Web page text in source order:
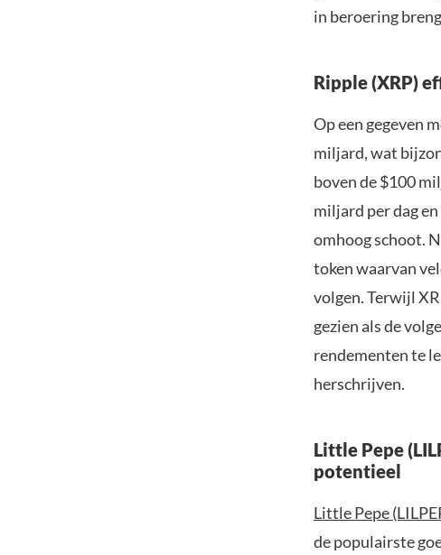
in beroering
Ripple (XRP)
Op een gegeven
miljard, wat
boven de $100
miljard per dag
omhoog schoot.
token waarvan
volgen. Terwijl
gezien als de
rendementen te
herschrijven.
Little Pepe
potentieel
Little Pepe
de populairste